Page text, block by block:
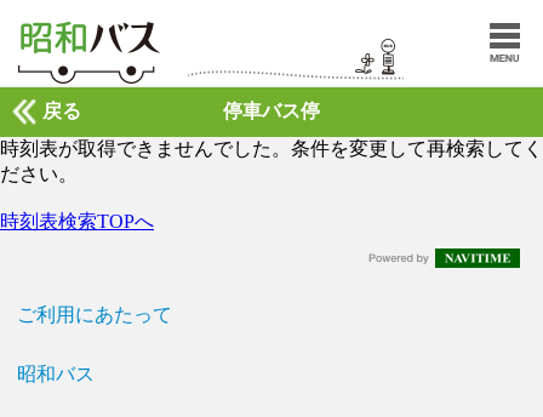
停車バス停
戻る
時刻表が取得できませんでした。条件を変更して再検索してく
ださい。
時刻表検索TOPへ
ご利用にあたって
昭和バス